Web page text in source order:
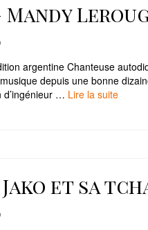
Mandy
argentine Chanteuse
depuis une bonne
d’ingénieur … Lire la suite­­
Jako et sa